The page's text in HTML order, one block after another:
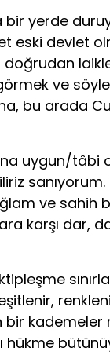
bir yerde
devlet
ve
bu arada
uygun/
ve
dar,
kademeler
hükme